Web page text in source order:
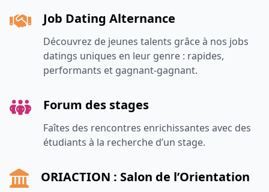
Job Dating Alternance
Découvrez de jeunes talents grâce à nos jobs
datings uniques en leur genre : rapides,
performants et gagnant-gagnant.
Forum des stages
Faîtes des rencontres enrichissantes avec des
étudiants à la recherche d’un stage.
ORIACTION : Salon de l’Orientation